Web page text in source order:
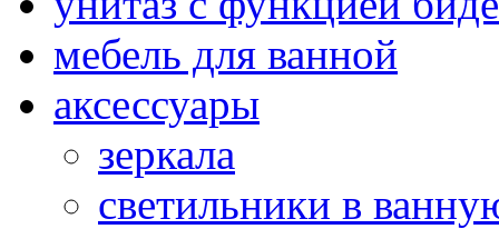
мебель для ванной
аксессуары
зеркала
светильники в